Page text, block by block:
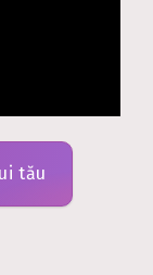
tău